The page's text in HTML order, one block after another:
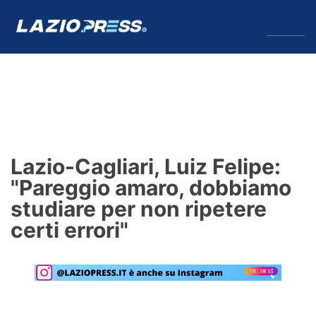
Formello
Infortuni
Primavera
Calciomercato
Lazio-Cagliari, Luiz Felipe:
"Pareggio amaro, dobbiamo
studiare per non ripetere
certi errori"